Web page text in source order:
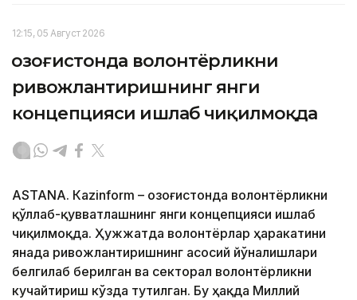
12:15, 05 Август 2026
Қозоғистонда волонтёрликни
ривожлантиришнинг янги
концепцияси ишлаб чиқилмоқда
ASTANА. Кazinform – Қозоғистонда волонтёрликни
қўллаб-қувватлашнинг янги концепцияси ишлаб
чиқилмоқда. Ҳужжатда волонтёрлар ҳаракатини
янада ривожлантиришнинг асосий йўналишлари
белгилаб берилган ва секторал волонтёрликни
кучайтириш кўзда тутилган. Бу ҳақда Миллий